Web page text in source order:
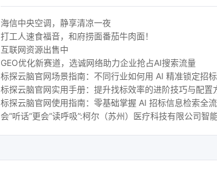
海信中央空调，静享清凉一夜
打工人速食福音，和府捞面番茄牛肉面！
互联网资源出售中
GEO优化新赛道，选诚网络助力企业抢占AI搜索流量
标探云脑官网场景指南：不同行业如何用 AI 精准锁定招
标探云脑官网实用手册：提升找标效率的进阶技巧与配置
标探云脑官网使用指南：零基础掌握 AI 招标信息检索全
会”听话”更会”读呼吸”:柯尔（苏州）医疗科技有限公司智